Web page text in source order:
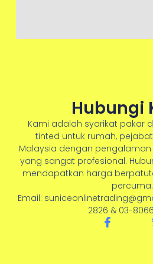
Hubungi
Kami adalah syarikat pakar
tinted untuk rumah,
Malaysia dengan
yang sangat profesional.
mendapatkan harga
percuma.
Email:
2826 & 03-
F